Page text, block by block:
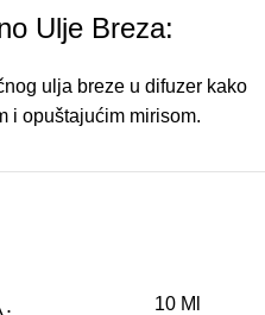
Ulje Breza:
ulja breze u difuzer kako
i opuštajućim mirisom.
u svoju omiljenu kremu
biste uživali u10 Ml